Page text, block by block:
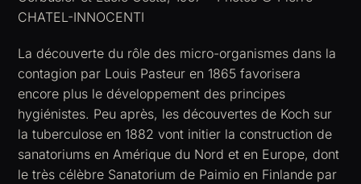
CHATEL-INNOCENTI
La découverte du rôle des micro-organismes dans la
contagion par Louis Pasteur en 1865 favorisera
encore plus le développement des principes
hygiénistes. Peu après, les découvertes de Koch sur
la tuberculose en 1882 vont initier la construction de
sanatoriums en Amérique du Nord et en Europe, dont
le très célèbre Sanatorium de Paimio en Finlande par